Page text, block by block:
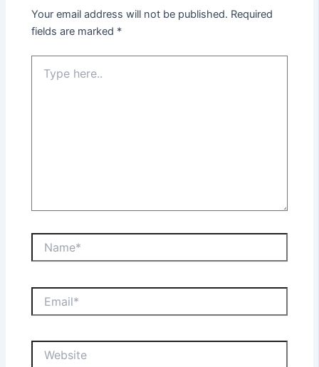
Your email address will not be published. Required
fields are marked *
here..